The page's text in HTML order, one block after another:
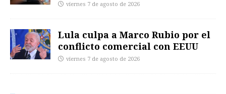
viernes 7 de agosto de 2026
Lula culpa a Marco Rubio por el
conflicto comercial con EEUU
viernes 7 de agosto de 2026